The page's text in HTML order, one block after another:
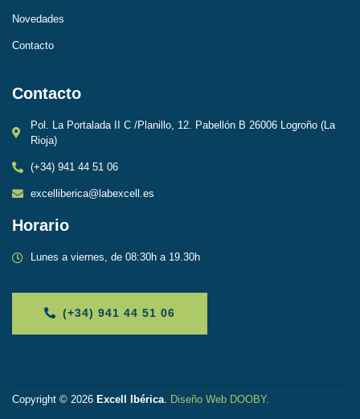
Novedades
Contacto
Contacto
Pol. La Portalada II C /Planillo, 12. Pabellón B 26006 Logroño (La
Rioja)
(+34) 941 44 51 06
excelliberica@labexcell.es
Horario
Lunes a viernes, de 08:30h a 19.30h
(+34) 941 44 51 06
Copyright © 2026 Excell Ibérica Diseño Web DOOBY.